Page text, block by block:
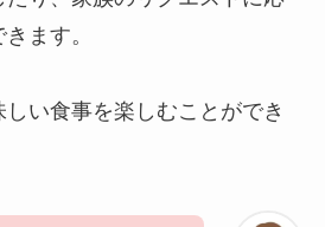
ます。
い食事を楽しむことができ